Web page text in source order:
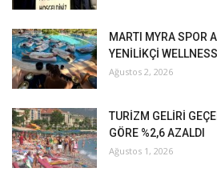
MARTI MYRA SPOR
YENİLİKÇİ
Ağustos 2, 2026
TURİZM GELİRİ
GÖRE %2,6 AZALDI
Ağustos 1, 2026